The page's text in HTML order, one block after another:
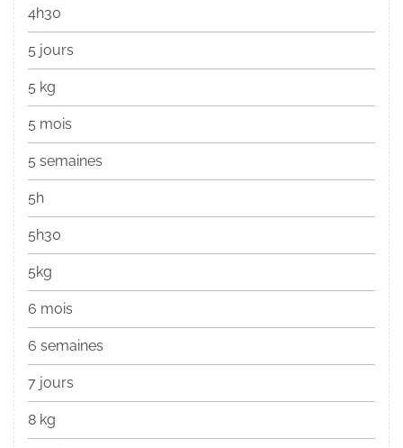
4h30
5 jours
5 kg
5 mois
5 semaines
5h
5h30
5kg
6 mois
6 semaines
7 jours
8 kg